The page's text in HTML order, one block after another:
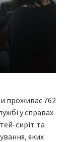
проживає 762
у справах
сиріт та
яких